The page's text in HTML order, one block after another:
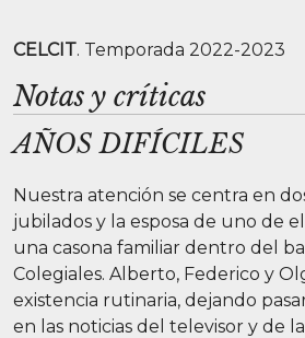
CELCIT. Temporada 2022-2023
Notas y críticas
AÑOS DIFÍCILES
Nuestra atención se centra en
jubilados y la esposa de uno de
una casona familiar dentro del
Colegiales. Alberto, Federico y
existencia rutinaria, dejando
en las noticias del televisor y de